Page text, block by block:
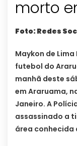
morto
Foto: Redes
Maykon de
futebol do
manhã deste
em Araruama,
Janeiro. A
assassinado a
área conhecida